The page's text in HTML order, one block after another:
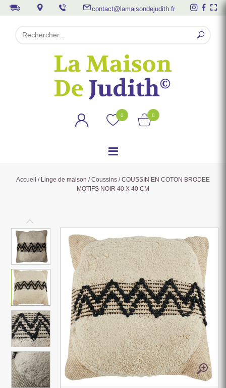
contact@lamaisondejudith.fr
0 0
Accueil / Linge de maison /Coussins / COUSSIN EN COTON BRODEE
MOTIFS NOIR 40 X 40 CM